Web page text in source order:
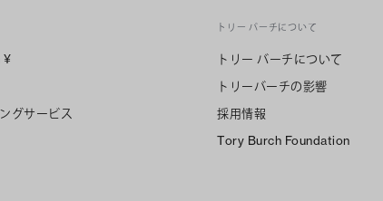
¥
グサービス
トリー バーチについて
トリー バーチについて
トリーバーチの影響
採用情報
Tory Burch Foundation